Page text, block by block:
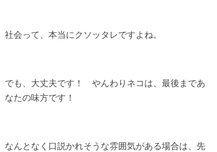
社会って、本当にクソッタレですよね。
でも、大丈夫です！ やんわりネコは、最後まであ
なたの味方です！
なんとなく口説かれそうな雰囲気がある場合は、先